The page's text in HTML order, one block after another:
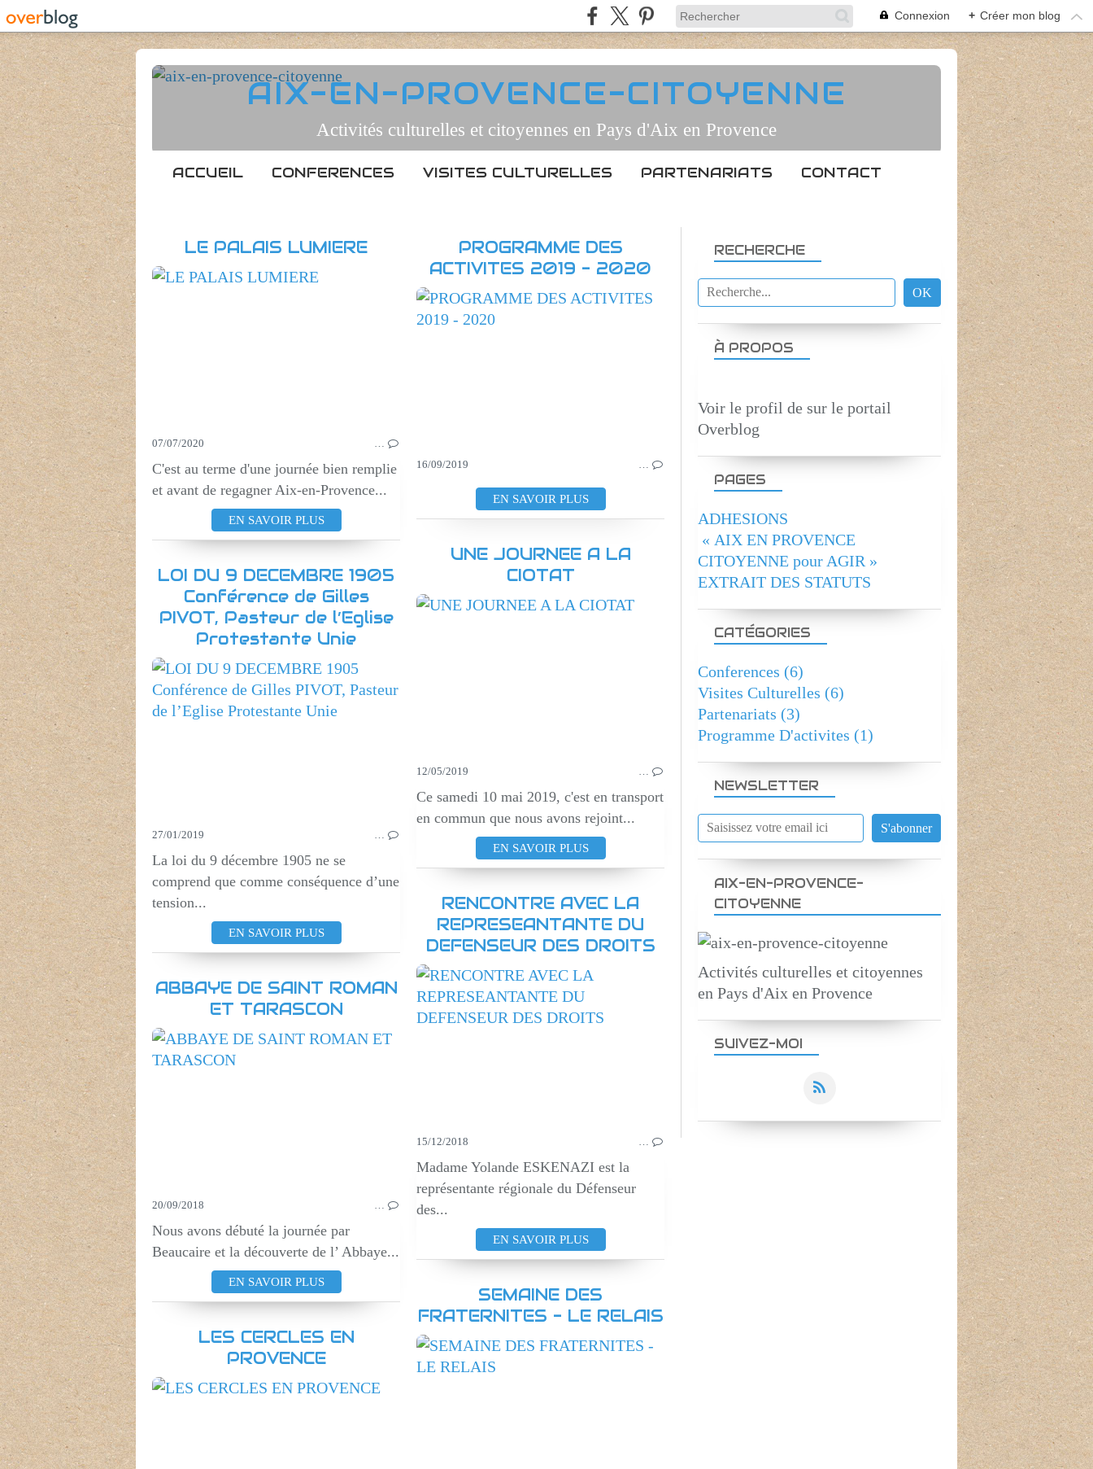
Connexion + Créer mon blog
AIX-EN-PROVENCE-CITOYENNE
Activités culturelles et citoyennes en Pays d'Aix en Provence
ACCUEIL CONFERENCES VISITES CULTURELLES PARTENARIATS CONTACT
LE PALAIS LUMIERE
07/07/2020 …
C'est au terme d'une journée bien remplie
et avant de regagner Aix-en-Provence...
EN SAVOIR PLUS
PROGRAMME DES
ACTIVITES 2019 - 2020
PROGRAMME D'ACTIVITES
16/09/2019 …
EN SAVOIR PLUS
UNE JOURNEE A LA
CIOTAT
VISITES CULTURELLES
12/05/2019 …
Ce samedi 10 mai 2019, c'est en transport
en commun que nous avons rejoint...
EN SAVOIR PLUS
LOI DU 9 DECEMBRE 1905
Conférence de Gilles
PIVOT, Pasteur de l’Eglise
Protestante Unie
27/01/2019 …
La loi du 9 décembre 1905 ne se
comprend que comme conséquence d’une
tension...
EN SAVOIR PLUS
RENCONTRE AVEC LA
REPRESEANTANTE DU
DEFENSEUR DES DROITS
CONFERENCES
15/12/2018 …
Madame Yolande ESKENAZI est la
représentante régionale du Défenseur
des...
EN SAVOIR PLUS
ABBAYE DE SAINT ROMAN
ET TARASCON
20/09/2018 …
Nous avons débuté la journée par
Beaucaire et la découverte de l’ Abbaye...
EN SAVOIR PLUS
SEMAINE DES
FRATERNITES - LE RELAIS
LES CERCLES EN
PROVENCE
NEWSLETTER
SUIVEZ-MOI
RECHERCHE
AIX-EN-PROVENCE-
CITOYENNE
Activités culturelles et citoyennes
en Pays d'Aix en Provence
À PROPOS
Voir le profil de sur le portail
Overblog
PAGES
ADHESIONS
« AIX EN PROVENCE
CITOYENNE pour AGIR »
EXTRAIT DES STATUTS
CATÉGORIES
Conferences (6)
Visites Culturelles (6)
Partenariats (3)
Programme D'activites (1)